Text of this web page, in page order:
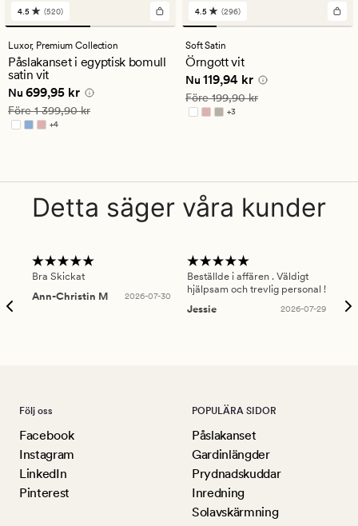
520
omdömen
med
ett
genomsnittligt
betyg
på
4.5
4.5 (520)
Luxor, Premium Collection
Påslakanset i egyptisk bomull
satin vit
Nuvarande pris
Nu 699,95 kr
Ordinarie pris 1 399,90 kr
Före1 399,90 kr
+4
Finns i fler färger
296
omdömen
med
ett
genomsnittligt
betyg
på
4.5
4.5 (296)
Soft Satin
Örngott vit
Nuvarande pris
Nu 119,94 kr
Ordinarie pris 199,90 kr
Före199,90 kr
+3
Finns i fler färger
Detta säger våra kunder
Bra Skickat
Ann-Christin M
2026-07-30
Beställde i affären . Väldigt
hjälpsam och trevlig personal !
Jessie
2026-07-29
Följ oss
Facebook
Instagram
LinkedIn
Pinterest
POPULÄRA SIDOR
Påslakanset
Gardinlängder
Prydnadskuddar
Inredning
Solavskärmning